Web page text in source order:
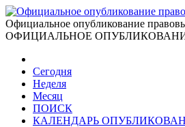
Официальное опубликование
ОФИЦИАЛЬНОЕ
Сегодня
Неделя
Месяц
ПОИСК
КАЛЕНДАРЬ